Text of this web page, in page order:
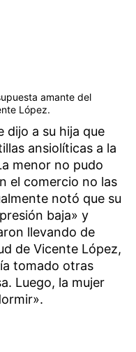
amante del
López.
dijo a su hija que
ansiolíticas a la
menor no pudo
el comercio no las
notó que su
baja» y
llevando de
de Vicente López,
tomado otras
Luego, la mujer